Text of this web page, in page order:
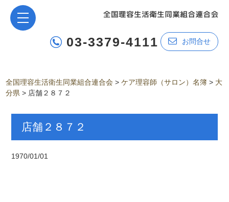
03-3379-4111 お問合せ
全国理容生活衛生同業組合連合会 >ケア理容師（サロン）名簿 > 大
分県 > 店舗２８７２
店舗２８７２
1970/01/01